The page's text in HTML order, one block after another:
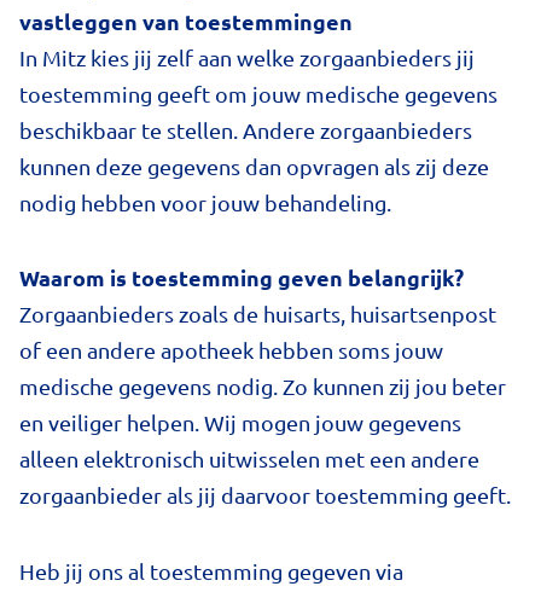
vastleggen van toestemmingen
In Mitz kies jij zelf aan welke zorgaanbieders jij
toestemming geeft om jouw medische gegevens
beschikbaar te stellen. Andere zorgaanbieders
kunnen deze gegevens dan opvragen als zij deze
nodig hebben voor jouw behandeling.
Waarom is toestemming geven belangrijk?
Zorgaanbieders zoals de huisarts, huisartsenpost
of een andere apotheek hebben soms jouw
medische gegevens nodig. Zo kunnen zij jou beter
en veiliger helpen. Wij mogen jouw gegevens
alleen elektronisch uitwisselen met een andere
zorgaanbieder als jij daarvoor toestemming geeft.
Heb jij ons al toestemming gegeven via